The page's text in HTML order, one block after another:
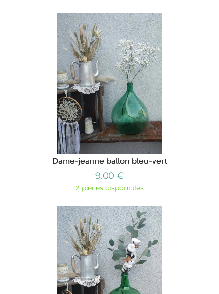
Dame-jeanne ballon bleu-vert
9.00 €
2 pièces disponibles